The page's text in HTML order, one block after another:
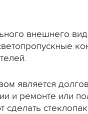
внешнего
является
и ремонте или
сделать